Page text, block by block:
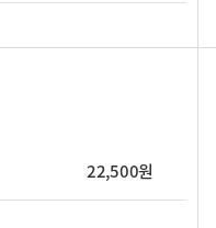
22,500원